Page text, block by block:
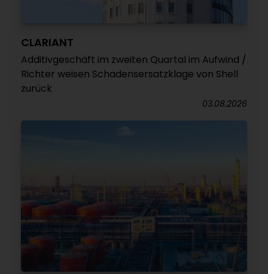
CLARIANT
Additivgeschäft im zweiten Quartal im Aufwind /
Richter weisen Schadensersatzklage von Shell
zurück
03.08.2026